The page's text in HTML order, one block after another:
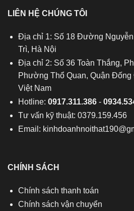
LIÊN HỆ CHÚNG TÔI
Địa chỉ 1: Số 18 Đường
Trì, Hà Nội
Địa chỉ 2: Số 36 Toàn Thắng,
Phường Thổ Quan, Quận
Việt Nam
Hotline: 0917.311.386-
Tư vấn kỹ thuật: 0379.159.456
Email:
CHÍNH SÁCH
Chính sách thanh toán
Chính sách vận chuyển